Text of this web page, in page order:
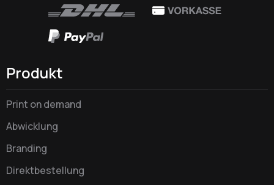
Produkt
Print on demand
Abwicklung
Branding
Direktbestellung